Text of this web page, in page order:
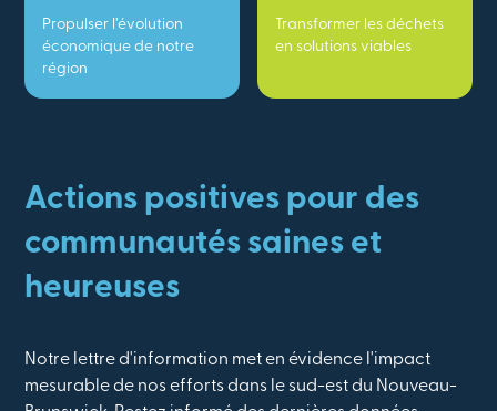
Propulser l’évolution
économique de notre
région
Transformer les déchets
en solutions viables
Actions positives pour des
communautés saines et
heureuses
Notre lettre d'information met en évidence l'impact
mesurable de nos efforts dans le sud-est du Nouveau-